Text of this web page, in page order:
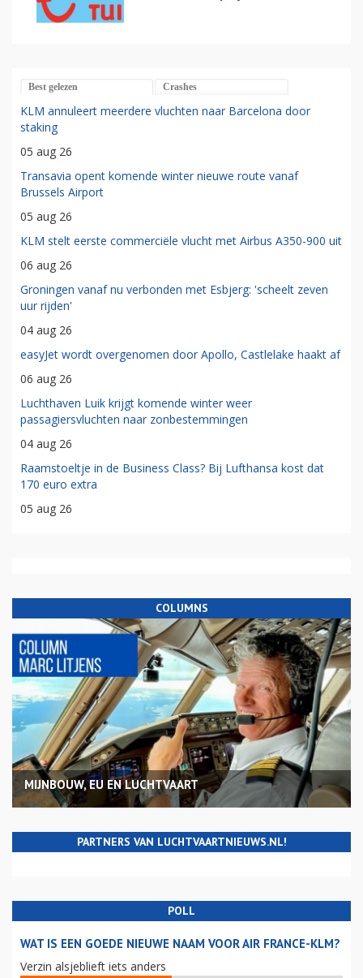
Best gelezen Crashes
KLM annuleert meerdere vluchten naar Barcelona door
staking
05 aug 26
Transavia opent komende winter nieuwe route vanaf
Brussels Airport
05 aug 26
KLM stelt eerste commerciële vlucht met Airbus A350-900 uit
06 aug 26
Groningen vanaf nu verbonden met Esbjerg: 'scheelt zeven
uur rijden'
04 aug 26
easyJet wordt overgenomen door Apollo, Castlelake haakt af
06 aug 26
Luchthaven Luik krijgt komende winter weer
passagiersvluchten naar zonbestemmingen
04 aug 26
Raamstoeltje in de Business Class? Bij Lufthansa kost dat
170 euro extra
05 aug 26
COLUMNS
MIJNBOUW, EU EN LUCHTVAART
PARTNERS VAN LUCHTVAARTNIEUWS.NL!
POLL
WAT IS EEN GOEDE NIEUWE NAAM VOOR AIR FRANCE-KLM?
Verzin alsjeblieft iets anders